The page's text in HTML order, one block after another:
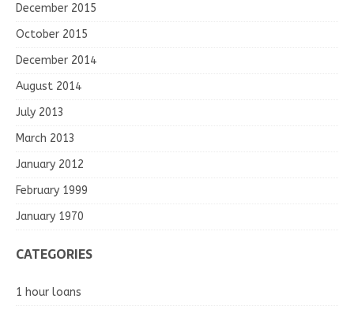
December 2015
October 2015
December 2014
August 2014
July 2013
March 2013
January 2012
February 1999
January 1970
CATEGORIES
1 hour loans